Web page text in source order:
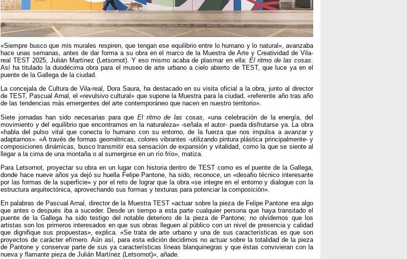
«Siempre busco que mis murales respiren, que tengan ese equilibrio entre lo humano y lo natural», avanzaba
hace unas semanas, antes de dar forma a su obra en el marco de la Muestra de Arte y Creatividad de Vila-
real TEST 2025, Julián Martínez (Letsornot). Y eso mismo acaba de plasmar en ella:El ritmo de las cosas
Así ha titulado la duodécima obra para el museo de arte urbano a cielo abierto de TEST, que luce ya en el
puente de la Gallega de la ciudad.
La concejala de Cultura de Vila-real, Dora Saura, ha destacado en su visita oficial a la obra, junto al director
de TEST, Pascual Arnal, el «revulsivo cultural» que supone la Muestra para la ciudad, «referente año tras año
de las tendencias más emergentes del arte contemporáneo que nacen en nuestro territorio».
Siete jornadas han sido necesarias para que El ritmo de las cosas , «una celebración de la energía, del
movimiento y del equilibrio que encontramos en la naturaleza» -señala el autor- pueda disfrutarse ya. La obra
«habla del pulso vital que conecta lo humano con su entorno, de la fuerza que nos impulsa a avanzar y
adaptarnos». «A través de formas geométricas, colores vibrantes -utilizando pintura plástica principalmente- y
composiciones dinámicas, busco transmitir esa sensación de expansión y vitalidad, como la que se siente al
llegar a la cima de una montaña o al sumergirse en un río frío», matiza.
Para Letsornot, proyectar su obra en un lugar con historia dentro de TEST como es el puente de la Gallega,
donde hace nueve años ya dejó su huella Felipe Pantone, ha sido, reconoce, un «desafio técnico interesante
por las formas de la superficie» y por el reto de lograr que la obra «se integre en el entorno y dialogue con la
estructura arquitectónica, aprovechando sus formas y texturas para potenciar la composición».
En palabras de Pascual Arnal, director de la Muestra TEST «actuar sobre la pieza de Felipe Pantone era algo
que antes o después iba a suceder. Desde un tiempo a esta parte cualquier persona que haya transitado el
puente de la Gallega ha sido testigo del notable deterioro de la pieza de Pantone; no olvidemos que los
artistas son los primeros interesados en que sus obras lleguen al público con un nivel de presencia y calidad
que dignifique sus propuestas», explica. «Se trata de arte urbano y una de sus características es que son
proyectos de carácter efímero. Aún así, para esta edición decidimos no actuar sobre la totalidad de la pieza
de Pantone y conservar parte de sus ya características líneas blanquinegras y que éstas convivieran con la
nueva y flamante pieza de Julián Martínez (Letsornot)», añade.